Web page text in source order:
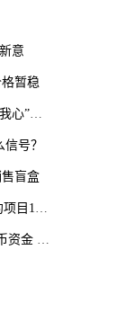
意
暂稳
滨州
号？
盲盒
10项
析：